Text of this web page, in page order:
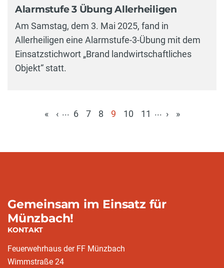
Alarmstufe 3 Übung Allerheiligen
Am Samstag, dem 3. Mai 2025, fand in
Allerheiligen eine Alarmstufe-3-Übung mit dem
Einsatzstichwort „Brand landwirtschaftliches
Objekt“ statt.
« ‹ ... 6 7 8
9
10 11 ... › »
Gemeinsam im Einsatz für
Münzbach!
KONTAKT
Feuerwehrhaus der FF Münzbach
Wimmstraße 24